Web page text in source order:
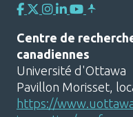
Centre de
canadiennes
Université d'Ottawa
Pavillon Morisset,
https://